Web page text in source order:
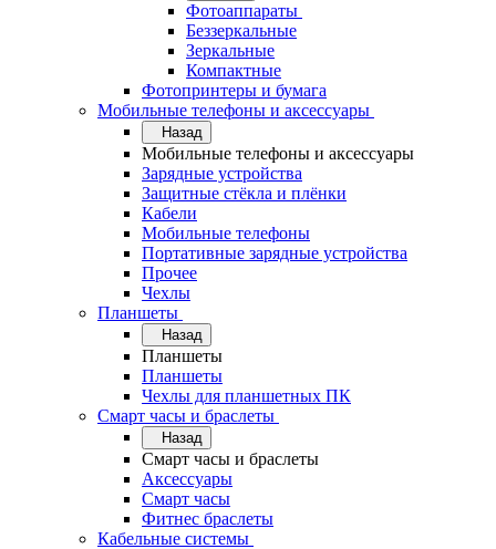
Фотоаппараты
Беззеркальные
Зеркальные
Компактные
Фотопринтеры и бумага
Мобильные телефоны и аксессуары
Назад
Мобильные телефоны и аксессуары
Зарядные устройства
Защитные стёкла и плёнки
Кабели
Мобильные телефоны
Портативные зарядные устройства
Прочее
Чехлы
Планшеты
Назад
Планшеты
Планшеты
Чехлы для планшетных ПК
Смарт часы и браслеты
Назад
Смарт часы и браслеты
Аксессуары
Смарт часы
Фитнес браслеты
Кабельные системы